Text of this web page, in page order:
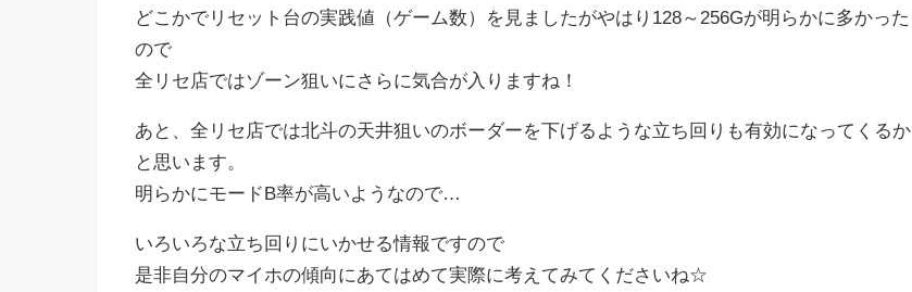
どこかでリセット台の実践値（ゲーム数）を見ましたがやはり128～256Gが明らかに多かった
ので
全リセ店ではゾーン狙いにさらに気合が入りますね！
あと、全リセ店では北斗の天井狙いのボーダーを下げるような立ち回りも有効になってくるか
と思います。
明らかにモードB率が高いようなので…
いろいろな立ち回りにいかせる情報ですので
是非自分のマイホの傾向にあてはめて実際に考えてみてくださいね☆